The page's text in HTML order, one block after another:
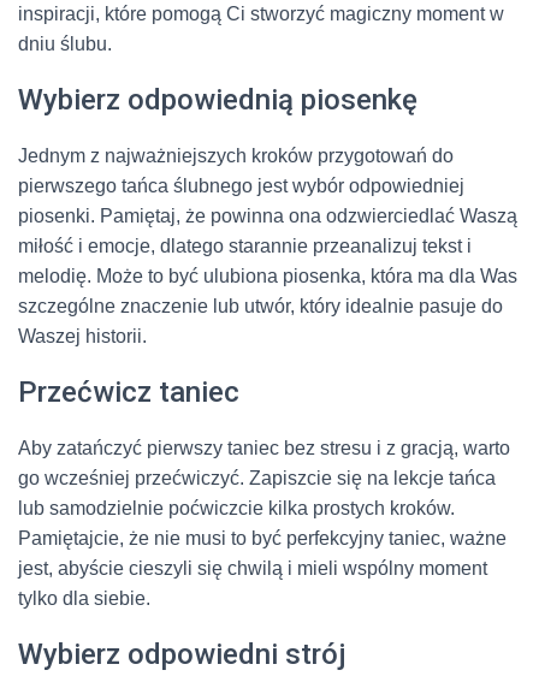
inspiracji, które pomogą Ci stworzyć magiczny moment w
dniu ślubu.
Wybierz odpowiednią piosenkę
Jednym z najważniejszych kroków przygotowań do
pierwszego tańca ślubnego jest wybór odpowiedniej
piosenki. Pamiętaj, że powinna ona odzwierciedlać Waszą
miłość i emocje, dlatego starannie przeanalizuj tekst i
melodię. Może to być ulubiona piosenka, która ma dla Was
szczególne znaczenie lub utwór, który idealnie pasuje do
Waszej historii.
Przećwicz taniec
Aby zatańczyć pierwszy taniec bez stresu i z gracją, warto
go wcześniej przećwiczyć. Zapiszcie się na lekcje tańca
lub samodzielnie poćwiczcie kilka prostych kroków.
Pamiętajcie, że nie musi to być perfekcyjny taniec, ważne
jest, abyście cieszyli się chwilą i mieli wspólny moment
tylko dla siebie.
Wybierz odpowiedni strój